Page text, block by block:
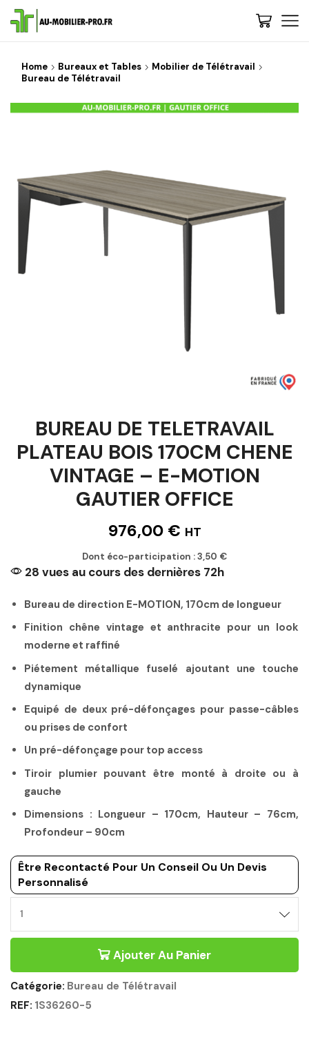
Home Bureaux et Tables
Mobilier de Télétravail
Bureau de Télétravail
BUREAU DE TELETRAVAIL
PLATEAU BOIS 170CM CHENE
VINTAGE – E-MOTION
GAUTIER OFFICE
976,00 € HT
Dont éco-participation :3,50 €
28 vues au cours des dernières 72h
Bureau de direction E-MOTION, 170cm de longueur
Finition chêne vintage et anthracite pour un look
moderne et raffiné
Piétement métallique fuselé ajoutant une touche
dynamique
Equipé de deux pré-défonçages pour passe-câbles
ou prises de confort
Un pré-défonçage pour top access
Tiroir plumier pouvant être monté à droite ou à
gauche
Dimensions : Longueur – 170cm, Hauteur – 76cm,
Profondeur – 90cm
Être Recontacté Pour Un Conseil Ou Un Devis
Personnalisé
Ajouter Au Panier
Catégorie: Bureau de Télétravail
REF: 1S36260-5